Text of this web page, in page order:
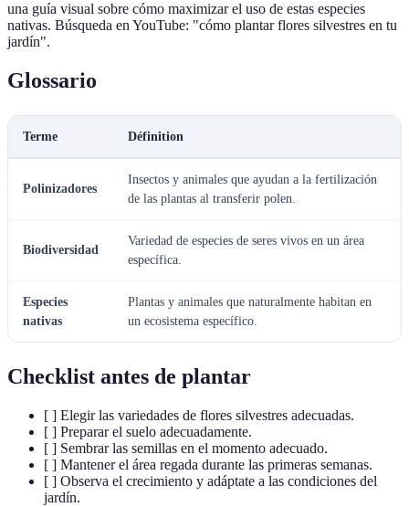
una guía visual sobre cómo maximizar el uso de estas especies
nativas. Búsqueda en YouTube: "cómo plantar flores silvestres en tu
jardín".
Glossario
Terme Définition
Polinizadores
Insectos y animales que ayudan a la fertilización
de las plantas al transferir polen.
Biodiversidad
Variedad de especies de seres vivos en un área
específica.
Especies
nativas
Plantas y animales que naturalmente habitan en
un ecosistema específico.
Checklist antes de plantar
[ ] Elegir las variedades de flores silvestres adecuadas.
[ ] Preparar el suelo adecuadamente.
[ ] Sembrar las semillas en el momento adecuado.
[ ] Mantener el área regada durante las primeras semanas.
[ ] Observa el crecimiento y adáptate a las condiciones del
jardín.